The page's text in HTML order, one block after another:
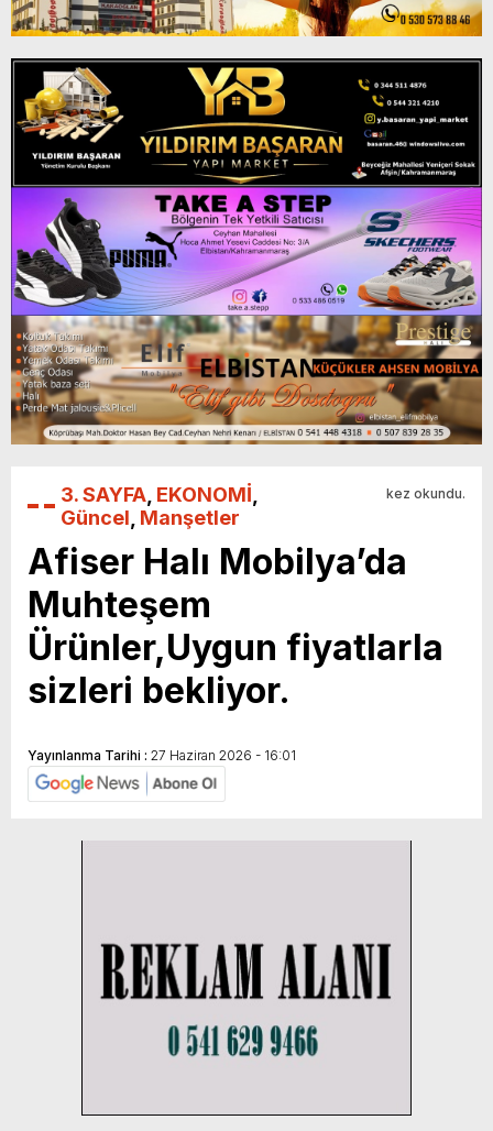
3. SAYFA EKONOMİ
Güncel Manşetler
kez okundu.
Afiser Halı Mobilya’da
Muhteşem
Ürünler,Uygun fiyatlarla
sizleri bekliyor.
Yayınlanma Tarihi : 27 Haziran 2026 - 16:01